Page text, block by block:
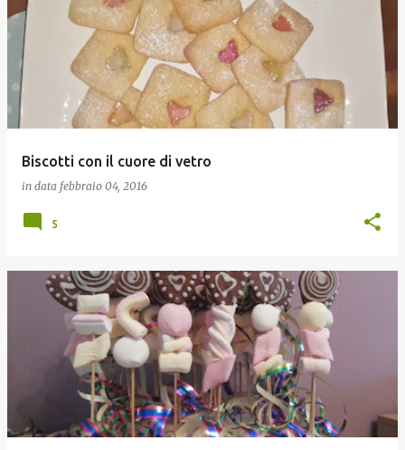
Biscotti con il cuore di vetro
in data febbraio 04, 2016
5